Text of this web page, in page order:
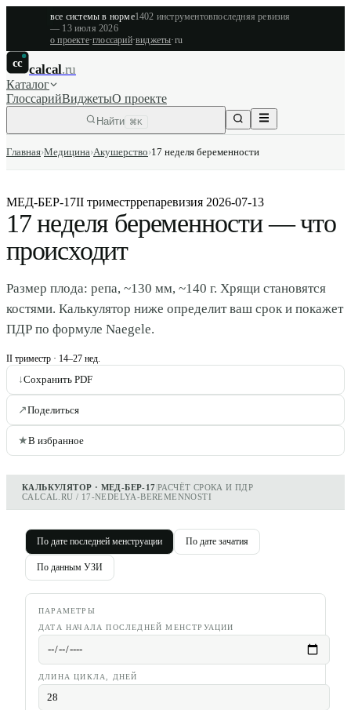
все системы в норме1402 инструментовпоследняя ревизия
— 13 июля 2026
о проекте·глоссарий·виджеты·ru
cc calcal.ru
Каталог
ГлоссарийВиджетыО проекте
Найти ⌘K
Главная›Медицина›Акушерство›17 неделя беременности
МЕД-БЕР-17II триместррепаревизия 2026-07-13
17 неделя беременности — что
происходит
Размер плода: репа, ~130 мм, ~140 г. Хрящи становятся
костями. Калькулятор ниже определит ваш срок и покажет
ПДР по формуле Naegele.
II триместр · 14–27 нед.
↓Сохранить PDF
↗Поделиться
★В избранное
КАЛЬКУЛЯТОР · МЕД-БЕР-17|РАСЧЁТ СРОКА И ПДР
CALCAL.RU / 17-NEDELYA-BEREMENNOSTI
По дате последней менструации По дате зачатия
По данным УЗИ
ПАРАМЕТРЫ
ДАТА НАЧАЛА ПОСЛЕДНЕЙ МЕНСТРУАЦИИ
ДЛИНА ЦИКЛА, ДНЕЙ